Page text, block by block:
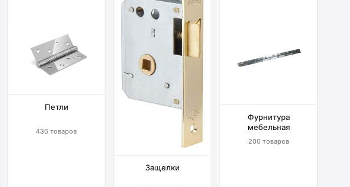
Петли
436 товаров
Защелки
Фурнитура
мебельная
200 товаров